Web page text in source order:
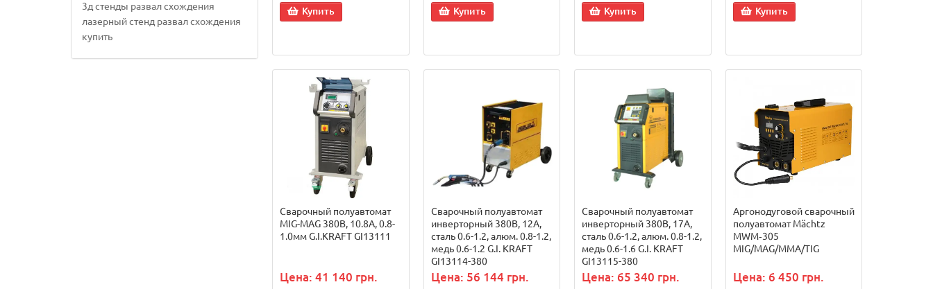
3д стенды развал схождения
лазерный стенд развал схождения
купить
Купить Купить Купить Купить
Сварочный полуавтомат
MIG-MAG 380В, 10.8А, 0.8-
1.0мм G.I.KRAFT GI13111
Цена: 41 140 грн.
Сварочный полуавтомат
инверторный 380В, 12А,
сталь 0.6-1.2, алюм. 0.8-1.2,
медь 0.6-1.2 G.I. KRAFT
GI13114-380
Цена: 56 144 грн.
Сварочный полуавтомат
инверторный 380В, 17А,
сталь 0.6-1.2, алюм. 0.8-1.2,
медь 0.6-1.6 G.I. KRAFT
GI13115-380
Цена: 65 340 грн.
Аргонодуговой сварочный
полуавтомат Mächtz
MWM‑305
MIG/MAG/MMA/TIG
Цена: 6 450 грн.